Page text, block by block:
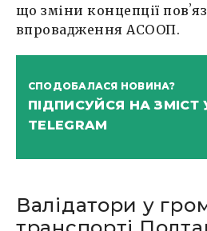
що зміни концепції
впровадження АСООП.
СПОДОБАЛАСЯ НОВИНА?
ПІДПИСУЙСЯ НА ЗМІСТ
TELEGRAM
Валідатори у